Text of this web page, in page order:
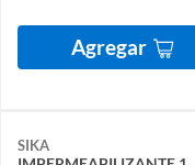
Agregar
SIKA